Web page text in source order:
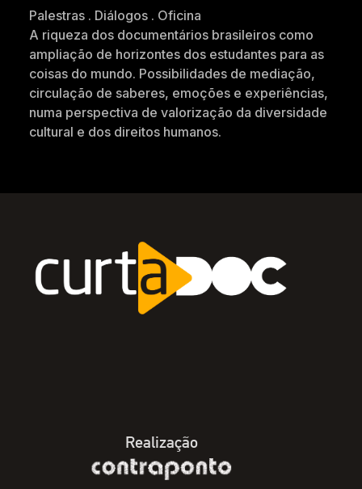
Palestras . Diálogos . Oficina
A riqueza dos documentários brasileiros como
ampliação de horizontes dos estudantes para as
coisas do mundo. Possibilidades de mediação,
circulação de saberes, emoções e experiências,
numa perspectiva de valorização da diversidade
cultural e dos direitos humanos.
Realização